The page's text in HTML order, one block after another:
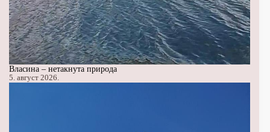
Власина – нетакнута природа
5. август 2026.